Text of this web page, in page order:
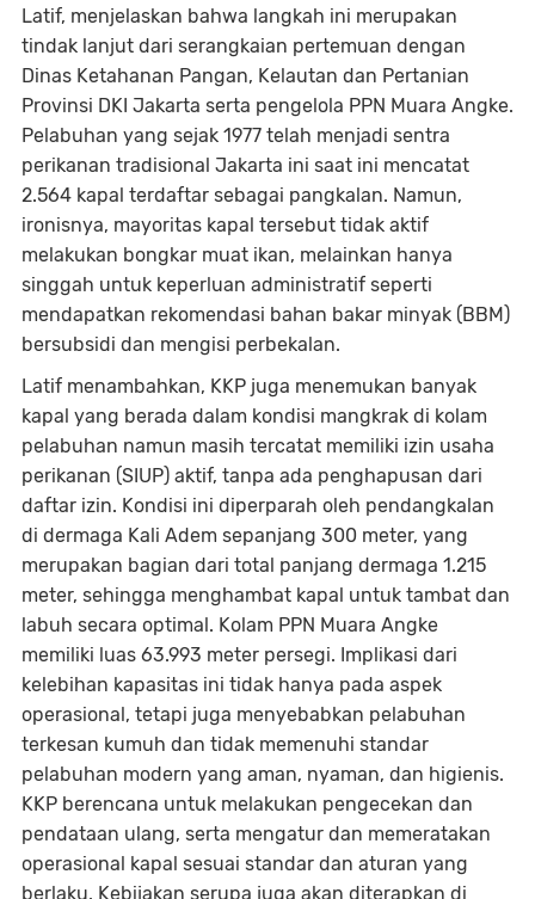
Latif, menjelaskan bahwa langkah ini merupakan
tindak lanjut dari serangkaian pertemuan dengan
Dinas Ketahanan Pangan, Kelautan dan Pertanian
Provinsi DKI Jakarta serta pengelola PPN Muara Angke.
Pelabuhan yang sejak 1977 telah menjadi sentra
perikanan tradisional Jakarta ini saat ini mencatat
2.564 kapal terdaftar sebagai pangkalan. Namun,
ironisnya, mayoritas kapal tersebut tidak aktif
melakukan bongkar muat ikan, melainkan hanya
singgah untuk keperluan administratif seperti
mendapatkan rekomendasi bahan bakar minyak (BBM)
bersubsidi dan mengisi perbekalan.
Latif menambahkan, KKP juga menemukan banyak
kapal yang berada dalam kondisi mangkrak di kolam
pelabuhan namun masih tercatat memiliki izin usaha
perikanan (SIUP) aktif, tanpa ada penghapusan dari
daftar izin. Kondisi ini diperparah oleh pendangkalan
di dermaga Kali Adem sepanjang 300 meter, yang
merupakan bagian dari total panjang dermaga 1.215
meter, sehingga menghambat kapal untuk tambat dan
labuh secara optimal. Kolam PPN Muara Angke
memiliki luas 63.993 meter persegi. Implikasi dari
kelebihan kapasitas ini tidak hanya pada aspek
operasional, tetapi juga menyebabkan pelabuhan
terkesan kumuh dan tidak memenuhi standar
pelabuhan modern yang aman, nyaman, dan higienis.
KKP berencana untuk melakukan pengecekan dan
pendataan ulang, serta mengatur dan memeratakan
operasional kapal sesuai standar dan aturan yang
berlaku. Kebijakan serupa juga akan diterapkan di